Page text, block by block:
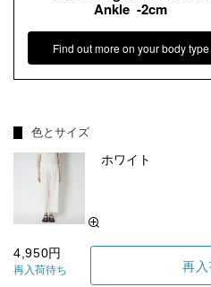
Ankle -2cm
Find out more on your body type
色とサイズ
ホワイト
4,950円
再入荷待ち 再